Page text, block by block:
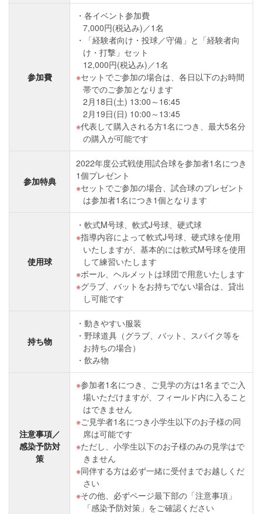
参加費
各イベント参加費
7,000円(税込み)／1名
「経験者向け・投球／守備」と「経験者向
け・打撃」セット
12,000円(税込み)／1名
セットでご参加の場合は、各日以下のお時間
帯でのご参加となります
2月18日(土) 13:00～16:45
2月19日(日) 10:00～13:45
代表して購入される方1名につき、最大5名分
の購入が可能です
参加特典
2022年度公式戦使用試合球を参加者1名につき
1個プレゼント
セットでご参加の場合、試合球のプレゼント
は参加者1名につき1個となります
使用球
軟式M号球、軟式J号球、硬式球
指導内容によって軟式J号球、硬式球を使用
いたしますが、基本的には軟式M号球を使用
して練習いたします
ボール、ヘルメットは球団で用意いたします
グラブ、バットをお持ちでない場合は、貸出
し可能です
持ち物
動きやすい服装
野球道具（グラブ、バット、スパイク等を
お持ちの場合）
飲み物
注意事項／
感染予防対
策
参加者1名につき、ご見学の方は1名までご入
場いただけますが、フィールド内に入ること
はできません
ご見学者1名につき小学生以下のお子様の同
席は可能です
ただし、小学生以下のお子様のみの見学はで
きません
同伴する方は必ず一緒に受付までお越しくだ
さい
その他、必ずページ最下部の「注意事項」
「感染予防対策」をご確認ください